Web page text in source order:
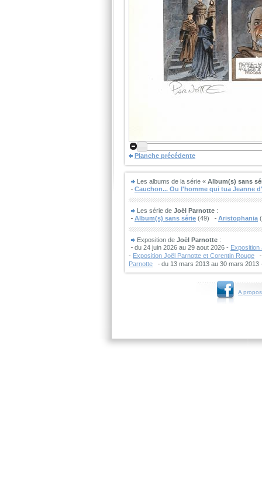
Planche précédente
Les albums de la série « Album(s) sans
Cauchon... Ou l'homme qui tua Jeanne
Les série de Joël Parnotte :
Album(s) sans série (49) Aristophania
Exposition de Joël Parnotte :
du 24 juin 2026 au 29 aout 2026 - Exposition
- Exposition Joël Parnotte et Corentin Rouge
Parnotte
du 13 mars 2013 au 30 mars 2013
A